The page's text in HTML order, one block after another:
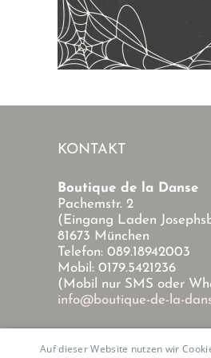
KONTAKT
Boutique de la Danse
Pachemstr. 2
(Eingang Laden
81673 München
Telefon: 089.18942003
Mobil: 0179.5421236
(Mobil nur SMS oder
info@boutique-de-la-
Auf dieser Website nutzen wir